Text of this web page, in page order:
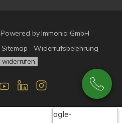
Powered by Immonia GmbH
Sitemap Widerrufsbelehrung
widerrufen
Google-